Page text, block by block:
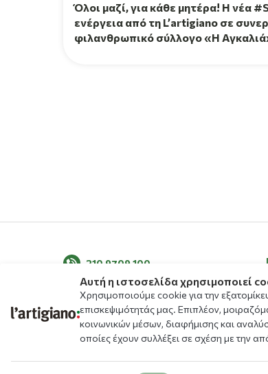
Όλοι μαζί, για κάθε μητέρα! H νέα
ενέργεια από τη L’artigiano σε
φιλανθρωπικό σύλλογο «Η
210 9709 100
Αυτή η ιστοσελίδα χρησιμοποιεί
Χρησιμοποιούμε cookie για την
επισκεψιμότητάς μας. Επιπλέον,
κοινωνικών μέσων, διαφήμισης και
οποίες έχουν συλλέξει σε σχέση με την